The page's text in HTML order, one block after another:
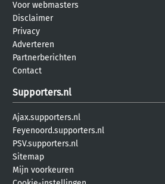
Voor webmasters
Disclaimer
Privacy
Adverteren
Partnerberichten
Contact
Supporters.nl
Ajax.supporters.nl
Feyenoord.supporters.nl
PSV.supporters.nl
Sitemap
Mijn voorkeuren